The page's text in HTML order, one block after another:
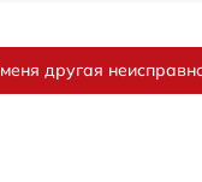
другая